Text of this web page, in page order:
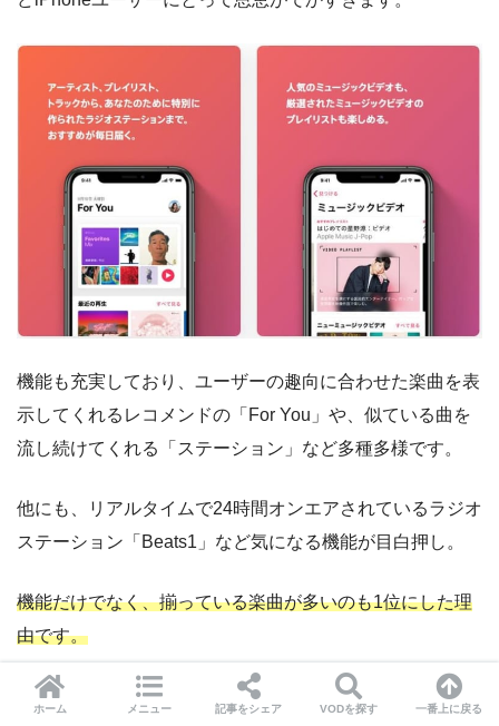
機能も充実しており、ユーザーの趣向に合わせた楽曲を表
示してくれるレコメンドの「For You」や、似ている曲を
流し続けてくれる「ステーション」など多種多様です。
他にも、リアルタイムで24時間オンエアされているラジオ
ステーション「Beats1」など気になる機能が目白押し。
機能だけでなく、揃っている楽曲が多いのも1位にした理
由です。
聴き放題対象外でも、どうしても聴きたい曲は購入したく
ホーム メニュー 記事をシェア VODを探す 一番上に戻る